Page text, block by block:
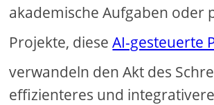
akademische Aufgaben oder
Projekte, dieseAI-gesteuerte
verwandeln den Akt des
effizienteres und